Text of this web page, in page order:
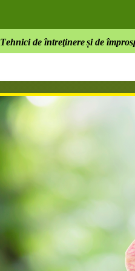
Tehnicide întreţinereșide împros